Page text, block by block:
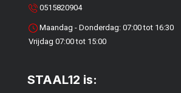
0515820904
Maandag - Donderdag: 07:00 tot 16:30
Vrijdag 07:00 tot 15:00
STAAL12 is: